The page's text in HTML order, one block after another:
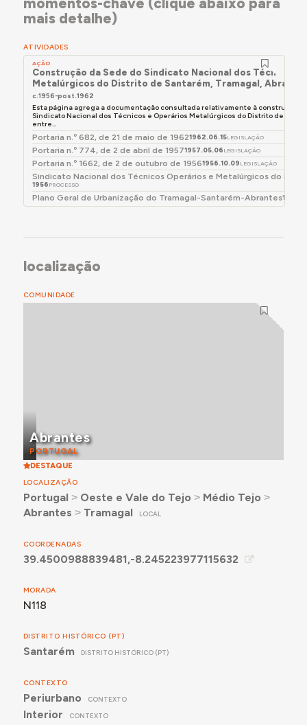
transformado e ampliado face ao projeto original.
de plenário, hoje não utilizado. O espaço da
biblioteca foi subdivido em três gabinetes e a sala
de jogos foi ampliada até ao limite das outras
divisões, retirando-se o grande vão de ligação ao
exterior existente no alçado nascente. Foi
acrescentada uma divisão ao vestíbulo de entrada,
alinhando também a fachada poente pelo limite
mais profundo das divisões existentes.
mais detalhe)
ATIVIDADES
AÇÃO
Construção da Sede do Sindicato Nacional dos Técnicos
Metalúrgicos do Distrito de Santarém, Tramagal,
c.1956-post.1962
Esta página agrega a documentação consultada relativamente à construção
Sindicato Nacional dos Técnicos e Operários Metalúrgicos do Distrito de
entre...
Portaria n.º 682, de 21 de maio de 19621962.06.15LEGISLAÇÃO
Portaria n.º 774, de 2 de abril de 19571957.05.06 LEGISLAÇÃO
Portaria n.º 1662, de 2 de outubro de 19561956.10.09 LEGISLAÇÃO
Sindicato Nacional dos Técnicos Operários e Metalúrgicos do
1956 PROCESSO
Plano Geral de Urbanização do Tramagal-Santarém-Abrantes1972-
localização
COMUNIDADE
Abrantes
PORTUGAL
DESTAQUE
LOCALIZAÇÃO
Portugal ˃ Oeste e Vale do Tejo ˃ Médio Tejo ˃
Abrantes ˃ Tramagal LOCAL
COORDENADAS
39.4500988839481,-8.245223977115632
MORADA
N118
DISTRITO HISTÓRICO (PT)
Santarém DISTRITO HISTÓRICO (PT)
CONTEXTO
Periurbano CONTEXTO
Interior CONTEXTO